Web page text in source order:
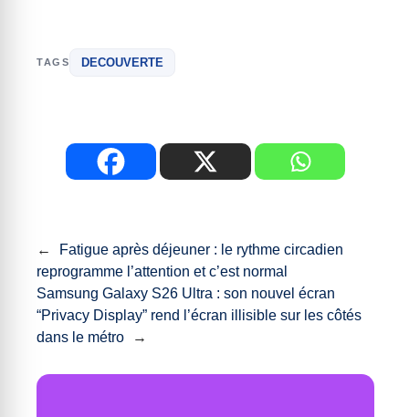
TAGS DECOUVERTE
←
Fatigue après déjeuner : le rythme circadien
reprogramme l’attention et c’est normal
Samsung Galaxy S26 Ultra : son nouvel écran
“Privacy Display” rend l’écran illisible sur les côtés
dans le métro
→